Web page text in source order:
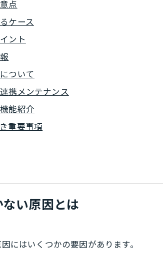
点
ケース
ント
ついて
携メンテナンス
能紹介
重要事項
い原因とは
にはいくつかの要因があります。